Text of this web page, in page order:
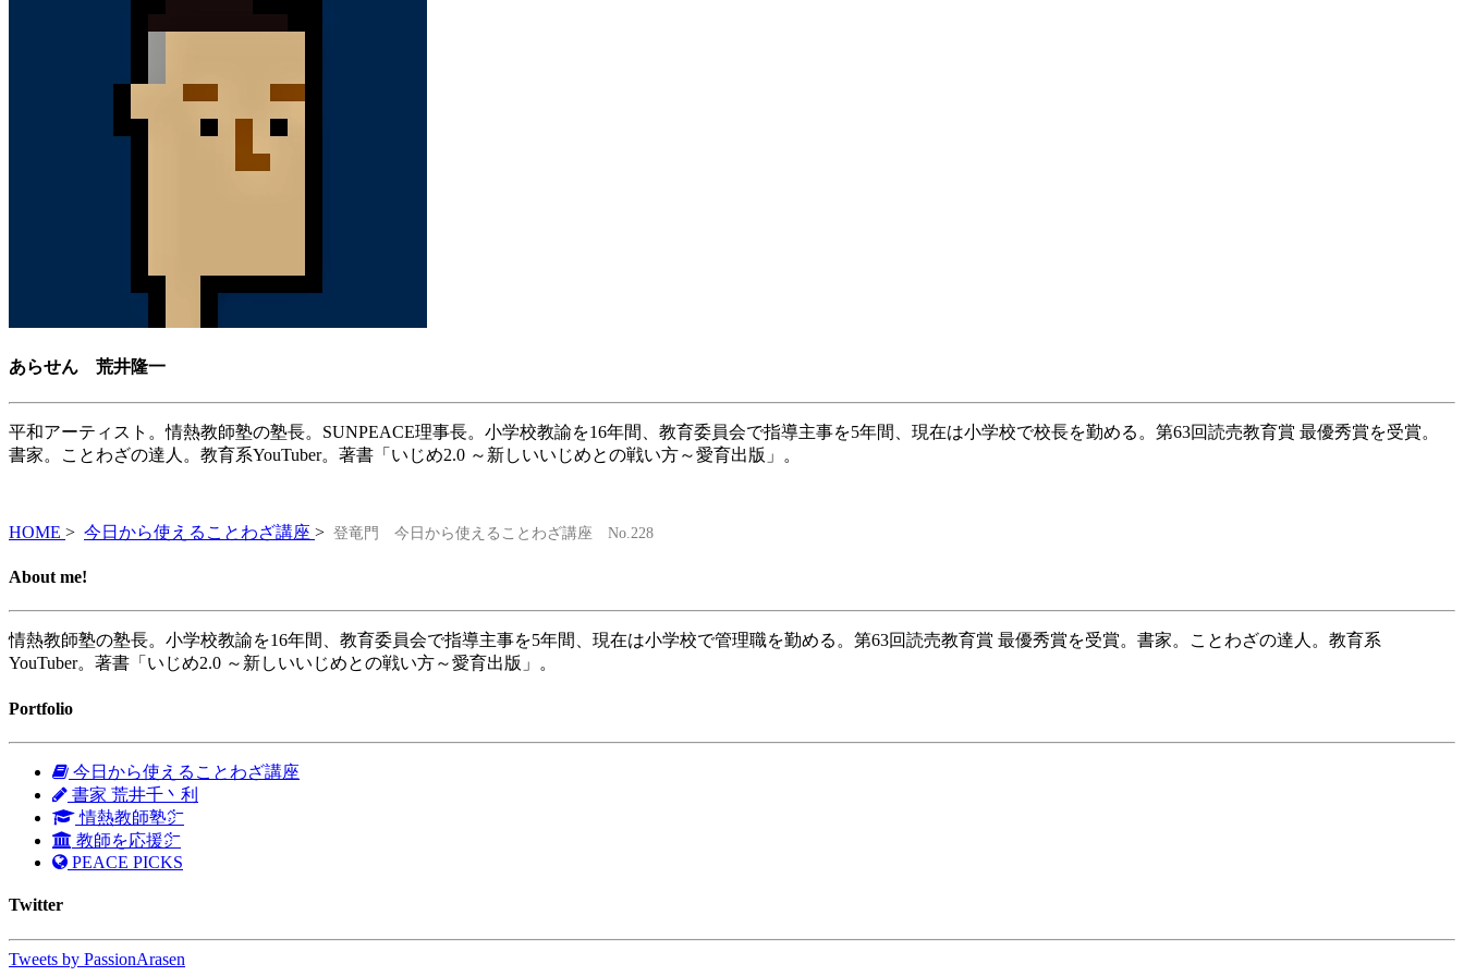
あらせん 荒井隆一
平和アーティスト。情熱教師塾の塾長。SUNPEACE理事長。小学校教諭を16年間、教育委員会で指導主事を5年間、現在は小学校で校長を勤める。第63回読売教育賞 最優秀賞を受賞。
書家。ことわざの達人。教育系YouTuber。著書「いじめ2.0 ～新しいいじめとの戦い方～愛育出版」。
HOME > 今日から使えることわざ講座 > 登竜門 今日から使えることわざ講座 No.228
About me!
情熱教師塾の塾長。小学校教諭を16年間、教育委員会で指導主事を5年間、現在は小学校で管理職を勤める。第63回読売教育賞 最優秀賞を受賞。書家。ことわざの達人。教育系
YouTuber。著書「いじめ2.0 ～新しいいじめとの戦い方～愛育出版」。
Portfolio
今日から使えることわざ講座
書家 荒井千丶利
情熱教師塾㌻
教師を応援㌻
PEACE PICKS
Twitter
Tweets by PassionArasen